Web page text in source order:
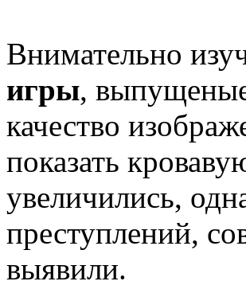
Внимательно
игры,
качество
показать
увеличились,
преступлений,
выявили.